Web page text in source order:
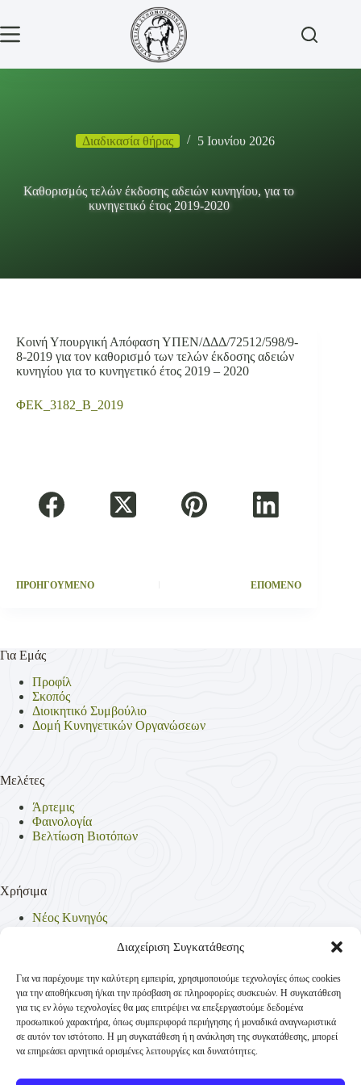
Διαχείριση Συγκατάθεσης
Για να παρέχουμε την καλύτερη εμπειρία, χρησιμοποιούμε τεχνολογίες όπως cookies
για την αποθήκευση ή/και την πρόσβαση σε πληροφορίες συσκευών. Η συγκατάθεση
για τις εν λόγω τεχνολογίες θα μας επιτρέψει να επεξεργαστούμε δεδομένα
προσωπικού χαρακτήρα, όπως συμπεριφορά περιήγησης ή μοναδικά αναγνωριστικά
σε αυτόν τον ιστότοπο. Η μη συγκατάθεση ή η ανάκληση της συγκατάθεσης, μπορεί
να επηρεάσει αρνητικά ορισμένες λειτουργίες και δυνατότητες.
περιεχόμενο
Διαδικασία θήρας 5 Ιουνίου 2026
Καθορισμός τελών έκδοσης αδειών κυνηγίου, για το
κυνηγετικό έτος 2019-2020
Κοινή Υπουργική Απόφαση ΥΠΕΝ/ΔΔΔ/72512/598/9-
8-2019 για τον καθορισμό των τελών έκδοσης αδειών
κυνηγίου για το κυνηγετικό έτος 2019 – 2020
ΦΕΚ_3182_Β_2019
ΠΡΟΗΓΟΥΜΕΝΟ ΕΠΟΜΕΝΟ
Για Εμάς
Προφίλ
Σκοπός
Διοικητικό Συμβούλιο
Δομή Κυνηγετικών Οργανώσεων
Μελέτες
Άρτεμις
Φαινολογία
Βελτίωση Βιοτόπων
Χρήσιμα
Νέος Κυνηγός
Νομοθεσία
Πολιτική Απορρήτου
Πολιτική Cookies (ΕΕ)
Επικοινωνία